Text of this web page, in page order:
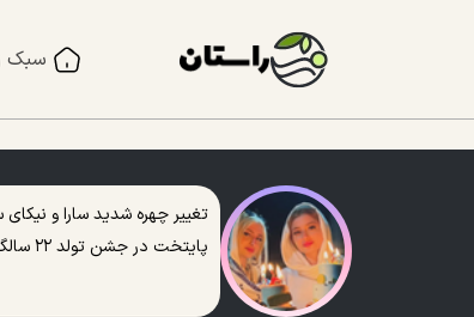
سبک
تغییر چهره شدید سارا و نیکای
پایتخت در جشن تولد ۲۲ سالگی + تصاویر